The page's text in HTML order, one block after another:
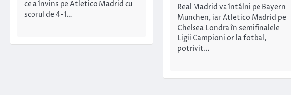
ce a învins pe Atletico Madrid cu
scorul de 4-1…
Real Madrid va întâlni pe Bayern
Munchen, iar Atletico Madrid pe
Chelsea Londra în semifinalele
Ligii Campionilor la fotbal,
potrivit…